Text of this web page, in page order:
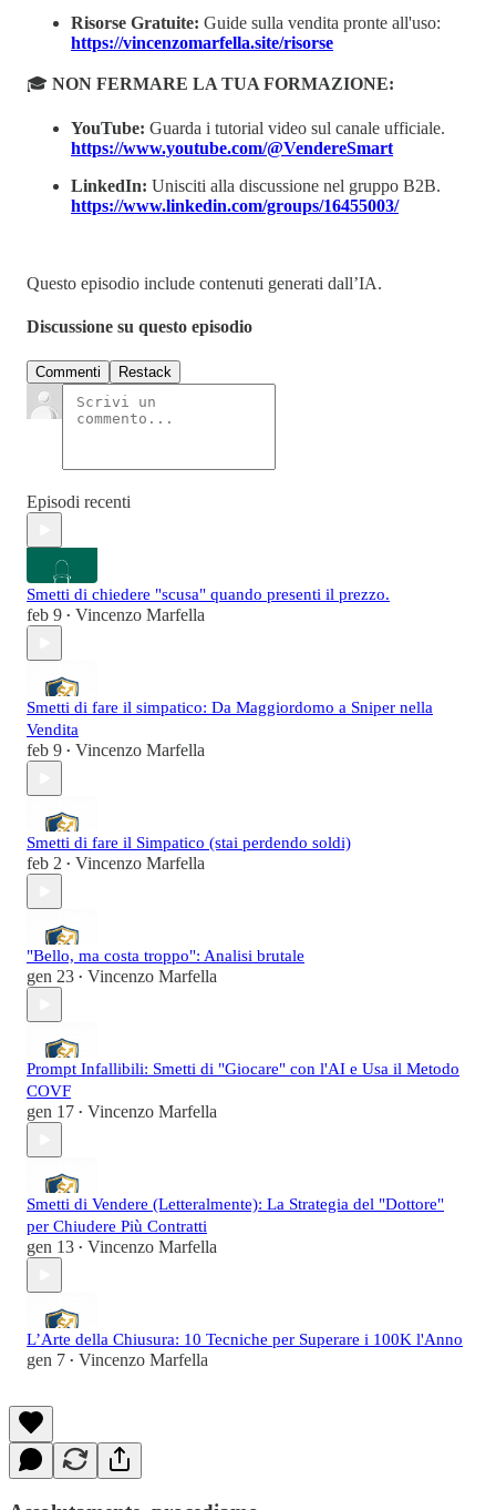
Risorse Gratuite: Guide sulla vendita pronte all'uso:
https://vincenzomarfella.site/risorse
🎓 NON FERMARE LA TUA FORMAZIONE:
YouTube: Guarda i tutorial video sul canale ufficiale.
https://www.youtube.com/@VendereSmart
LinkedIn: Unisciti alla discussione nel gruppo B2B.
https://www.linkedin.com/groups/16455003/
Questo episodio include contenuti generati dall’IA.
Discussione su questo episodio
Commenti Restack
Episodi recenti
Smetti di chiedere "scusa" quando presenti il prezzo.
feb 9 • Vincenzo Marfella
Smetti di fare il simpatico: Da Maggiordomo a Sniper nella
Vendita
feb 9 • Vincenzo Marfella
Smetti di fare il Simpatico (stai perdendo soldi)
feb 2 • Vincenzo Marfella
"Bello, ma costa troppo": Analisi brutale
gen 23 • Vincenzo Marfella
Prompt Infallibili: Smetti di "Giocare" con l'AI e Usa il Metodo
COVF
gen 17 • Vincenzo Marfella
Smetti di Vendere (Letteralmente): La Strategia del "Dottore"
per Chiudere Più Contratti
gen 13 • Vincenzo Marfella
L’Arte della Chiusura: 10 Tecniche per Superare i 100K l'Anno
gen 7 • Vincenzo Marfella